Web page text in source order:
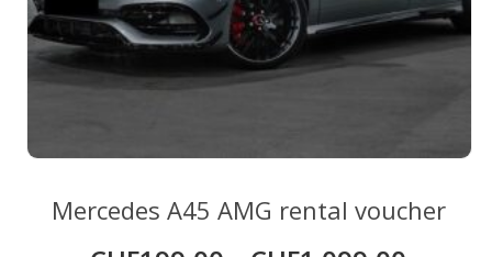
Mercedes A45 AMG rental voucher